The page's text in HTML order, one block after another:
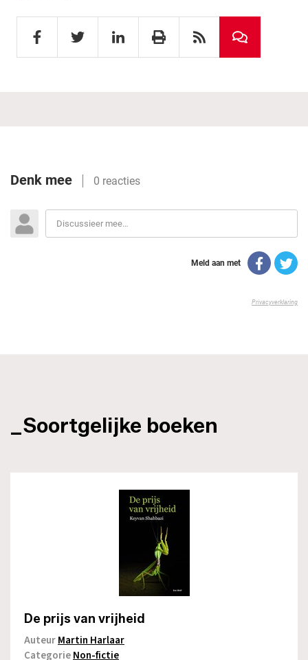
_Soortgelijke boeken
De prijs van vrijheid
AuteurMartin Harlaar
CategorieNon-fictie